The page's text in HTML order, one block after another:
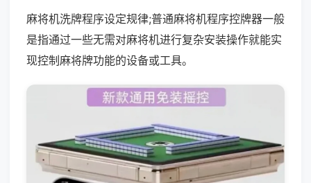
麻将机洗牌程序设定规律;普通麻将机程序控牌器一般
是指通过一些无需对麻将机进行复杂安装操作就能实
现控制麻将牌功能的设备或工具。